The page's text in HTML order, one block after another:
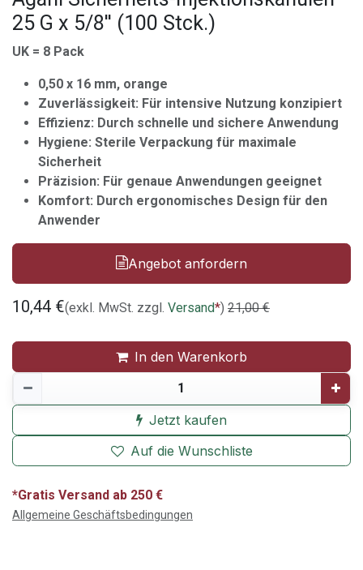
25 G x 5/8'' (100 Stck.)
UK = 8 Pack
0,50 x 16 mm, orange
Zuverlässigkeit: Für intensive Nutzung konzipiert
Effizienz: Durch schnelle und sichere Anwendung
Hygiene: Sterile Verpackung für maximale
Sicherheit
Präzision: Für genaue Anwendungen geeignet
Komfort: Durch ergonomisches Design für den
Anwender
Angebot anfordern
10,44 €(exkl. MwSt. zzgl. Versand*) 21,00€
In den Warenkorb
Jetzt kaufen
Auf die Wunschliste
*Gratis Versand ab 250 €
Allgemeine Geschäftsbedingungen